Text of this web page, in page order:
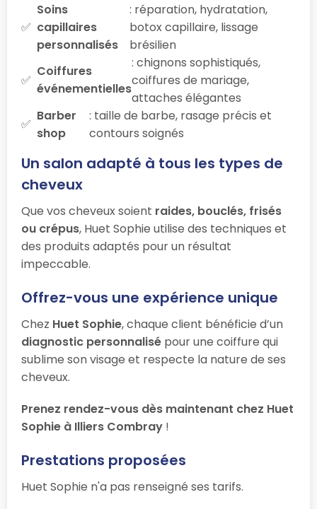
Soins
capillaires
personnalisés
: réparation, hydratation,
botox capillaire, lissage
brésilien
Coiffures
événementielles
: chignons sophistiqués,
coiffures de mariage,
attaches élégantes
Barber
shop
: taille de barbe, rasage précis et
contours soignés
Un salon adapté à tous les types de
cheveux
Que vos cheveux soient raides, bouclés, frisés
ou crépus, Huet Sophie utilise des techniques et
des produits adaptés pour un résultat
impeccable.
Offrez-vous une expérience unique
Chez Huet Sophie, chaque client bénéficie d’un
diagnostic personnalisé pour une coiffure qui
sublime son visage et respecte la nature de ses
cheveux.
Prenez rendez-vous dès maintenant chez Huet
Sophie à Illiers Combray !
Prestations proposées
Huet Sophie n'a pas renseigné ses tarifs.